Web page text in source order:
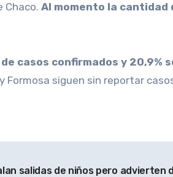
Chaco. Al momento la
casos confirmados y 20,9%
Formosa siguen sin reportar
salidas de niños pero